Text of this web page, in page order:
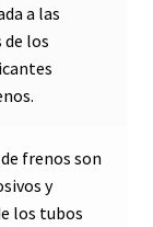
a las
de los
frenos son
y
los tubos